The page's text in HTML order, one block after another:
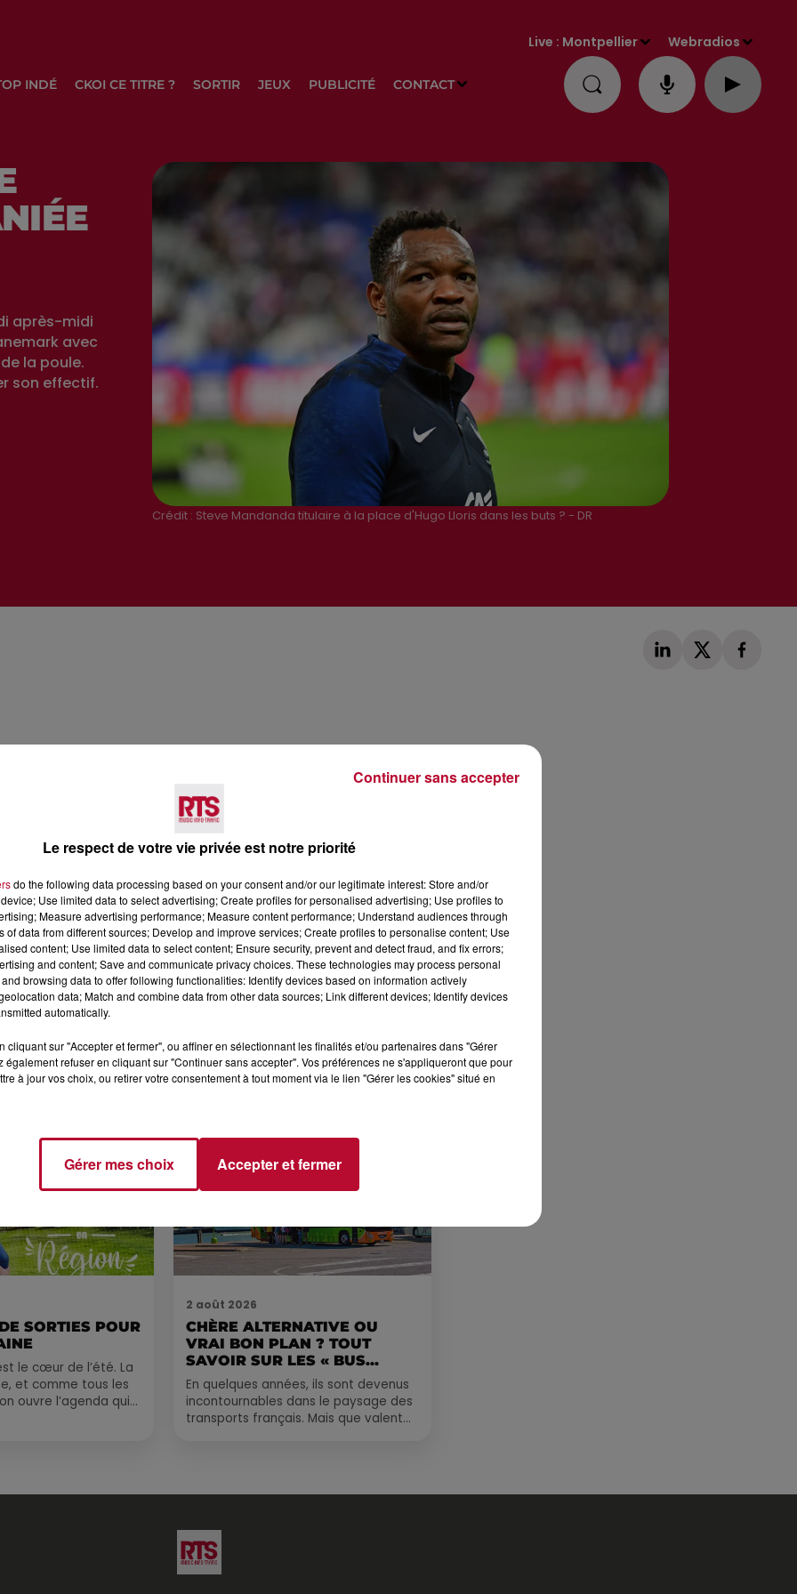
INDÉ CKOI CE TITRE ? SORTIR JEUX PUBLICITÉ CONTACT
Live : Montpellier Webradios
Crédit : Steve Mandanda titulaire à la place d'Hugo Lloris dans les buts ? - DR
après-midi
avec
la poule.
son effectif.
À
4 août 2026
HÉRAULT, PYRÉNÉES-
EXPLORER...
Pas besoin de bouteilles de plongée
lourdes ni de diplômes complexes
SORTIES POUR
le cœur de l’été. La
et comme tous les
ouvre l’agenda qui
2 août 2026
CHÈRE ALTERNATIVE OU
VRAI BON PLAN ? TOUT
SAVOIR SUR LES « BUS...
En quelques années, ils sont devenus
incontournables dans le paysage des
transports français. Mais que valent
Le respect de votre vie privée est notre priorité
do the following data processing based on your consent and/or our legitimate interest: Store and/or
Use limited data to select advertising; Create profiles for personalised advertising; Use profiles to
Measure advertising performance; Measure content performance; Understand audiences through
of data from different sources; Develop and improve services; Create profiles to personalise content; Use
content; Use limited data to select content; Ensure security, prevent and detect fraud, and fix errors;
and content; Save and communicate privacy choices. These technologies may process personal
browsing data to offer following functionalities: Identify devices based on information actively
data; Match and combine data from other data sources; Link different devices; Identify devices
automatically.
cliquant sur "Accepter et fermer", ou affiner en sélectionnant les finalités et/ou partenaires dans "Gérer
également refuser en cliquant sur "Continuer sans accepter". Vos préférences ne s'appliqueront que pour
à jour vos choix, ou retirer votre consentement à tout moment via le lien "Gérer les cookies" situé en
Gérer mes choix Accepter et fermer
Continuer sans accepter